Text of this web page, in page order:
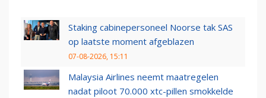
Staking cabinepersoneel Noorse tak SAS
op laatste moment afgeblazen
07-08-2026, 15:11
Malaysia Airlines neemt maatregelen
nadat piloot 70.000 xtc-pillen smokkelde